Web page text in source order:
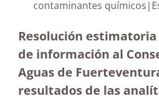
contaminantes
Resolución
de información al
Aguas de
resultados de las